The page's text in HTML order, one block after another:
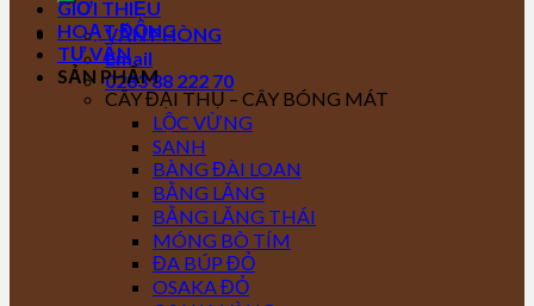
VĂN PHÒNG
Email
0283 88 222 70
GIỚI THIỆU
HOẠT ĐỘNG
TƯ VẤN
SẢN PHẨM
CÂY ĐẠI THỤ – CÂY BÓNG MÁT
LỘC VỪNG
SANH
BÀNG ĐÀI LOAN
BẰNG LĂNG
BẰNG LĂNG THÁI
MÓNG BÒ TÍM
ĐA BÚP ĐỎ
OSAKA ĐỎ